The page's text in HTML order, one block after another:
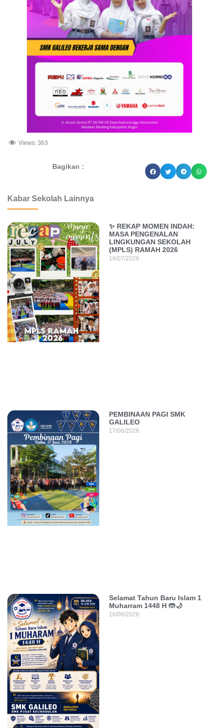
Views: 363
Bagikan :
Kabar Sekolah Lainnya
✨ REKAP MOMEN INDAH:
MASA PENGENALAN
LINGKUNGAN SEKOLAH
(MPLS) RAMAH 2026
16/07/2026
PEMBINAAN PAGI SMK
GALILEO
17/06/2026
Selamat Tahun Baru Islam 1
Muharram 1448 H 🤲🌙
16/06/2026